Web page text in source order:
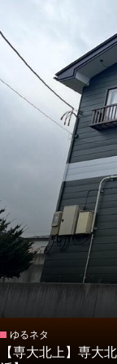
ゆるネタ
【専大北上】専大